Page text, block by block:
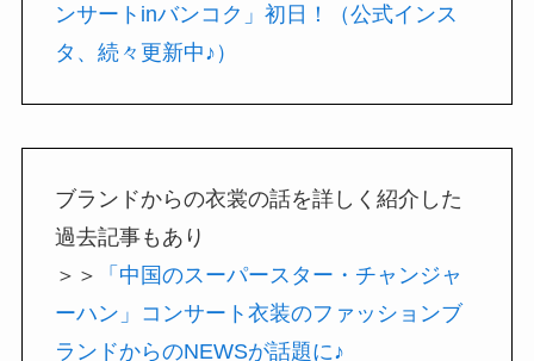
ンサートinバンコク」初日！（公式インス
タ、続々更新中♪）
ブランドからの衣裳の話を詳しく紹介した
過去記事もあり
＞＞
「中国のスーパースター・チャンジャ
ーハン」コンサート衣装のファッションブ
ランドからのNEWSが話題に♪